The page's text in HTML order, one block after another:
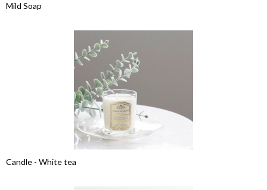
Mild Soap
Candle - White tea